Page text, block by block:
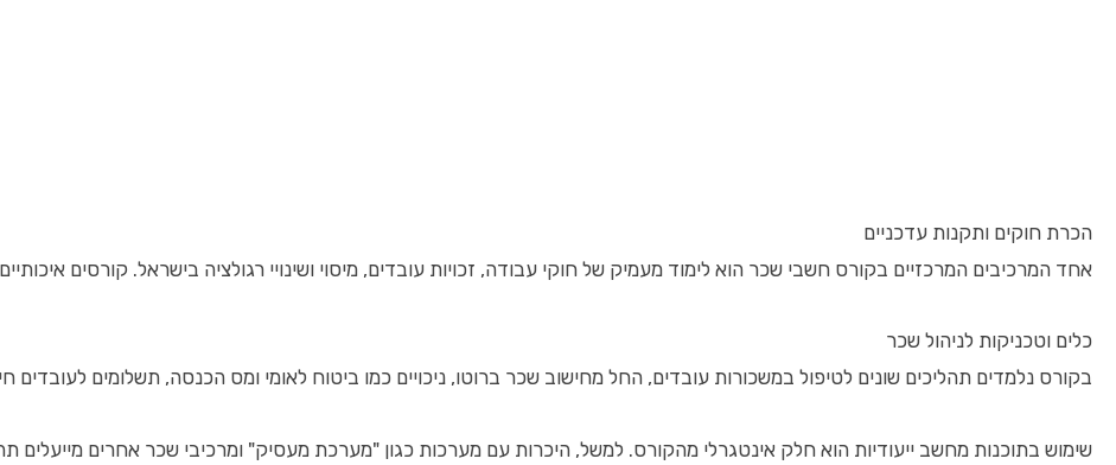
הכרת חוקים ותקנות עדכניים
אחד המרכיבים המרכזיים בקורס חשבי שכר הוא לימוד מעמיק של חוקי עבודה, זכויות עובדים, מיסוי ושינויי רגולציה בישראל. קורסים
כלים וטכניקות לניהול שכר
בקורס נלמדים תהליכים שונים לטיפול במשכורות עובדים, החל מחישוב שכר ברוטו, ניכויים כמו ביטוח לאומי ומס הכנסה, תשלומים לעובדים
שימוש בתוכנות מחשב ייעודיות הוא חלק אינטגרלי מהקורס. למשל, היכרות עם מערכות כגון "מערכת מעסיק" ומרכיבי שכר אחרים מייעלים